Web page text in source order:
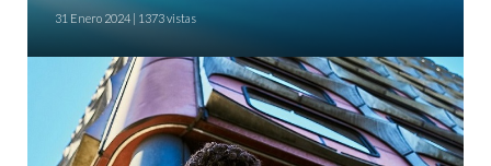
31 Enero 2024 | 1373 vistas